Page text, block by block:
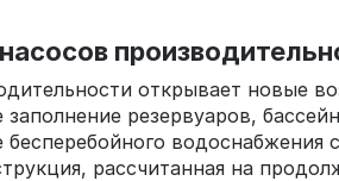
открывает новые
заполнение резервуаров,
бесперебойного водоснабжения
рассчитанная на